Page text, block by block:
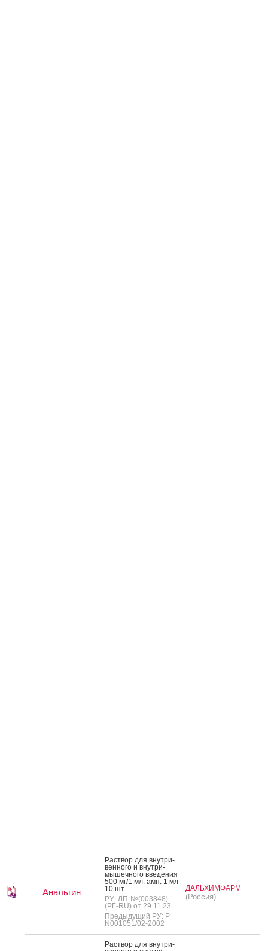
Анальгин
Рас­твор для внут­ри­
вен­но­го и внут­ри­
мышеч­но­го вве­дения
500 мг/1 мл: амп. 1 мл
10 шт.
РУ: ЛП-№(003848)-
(РГ-RU) от 29.11.23
Предыдущий РУ: Р
N001051/02-2002
ДАЛЬХИМФАРМ
(Россия)
Рас­твор для внут­ри­